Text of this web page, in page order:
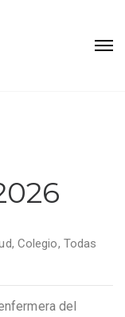
, Colegio, Todas
del